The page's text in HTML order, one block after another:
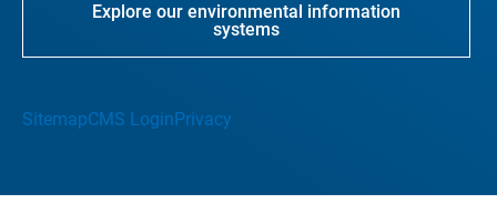
Explore our environmental information
systems
SitemapCMS LoginPrivacy